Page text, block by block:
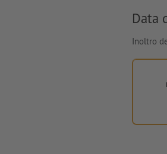
Data
Inoltro